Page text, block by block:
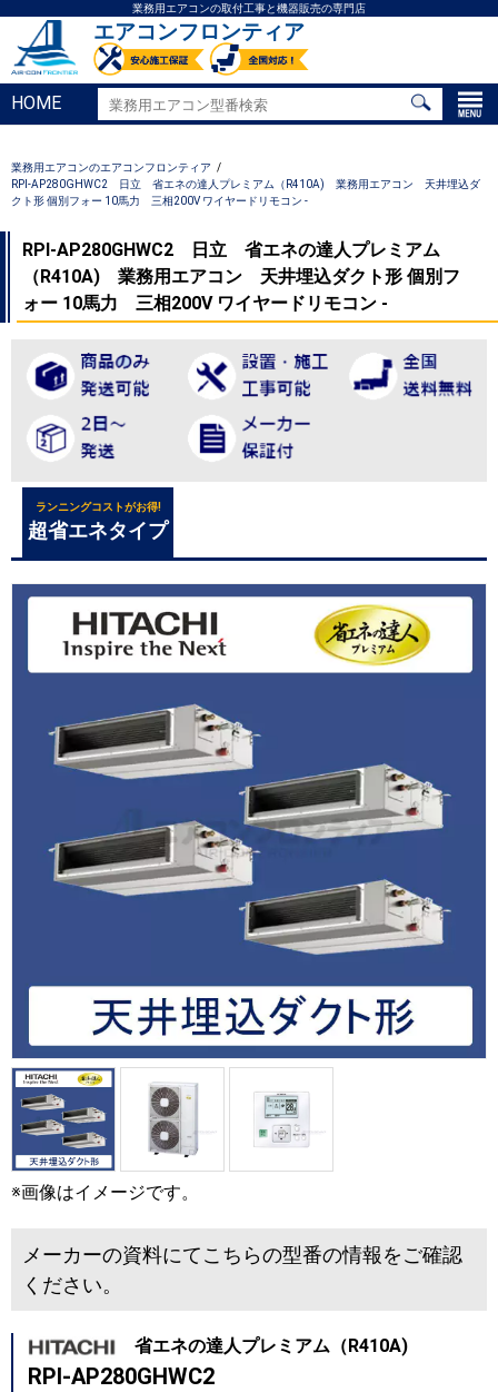
業務用エアコンの取付工事と機器販売の専門店
エアコンフロンティア
HOME
業務用エアコンのエアコンフロンティア
RPI-AP280GHWC2 日立 省エネの達人プレミアム（R410A) 業務用エアコン 天井埋込ダ
クト形 個別フォー 10馬力 三相200V ワイヤードリモコン -
RPI-AP280GHWC2 日立 省エネの達人プレミアム
（R410A) 業務用エアコン 天井埋込ダクト形 個別フ
ォー 10馬力 三相200V ワイヤードリモコン -
ランニングコストがお得!
超省エネタイプ
※画像はイメージです。
メーカーの資料にてこちらの型番の情報をご確認
ください。
省エネの達人プレミアム（R410A)
RPI-AP280GHWC2